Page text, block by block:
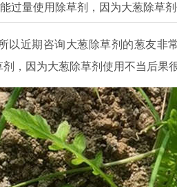
过量使用除草剂，因为大葱除草剂
以近期咨询大葱除草剂的葱友非
，因为大葱除草剂使用不当后果很